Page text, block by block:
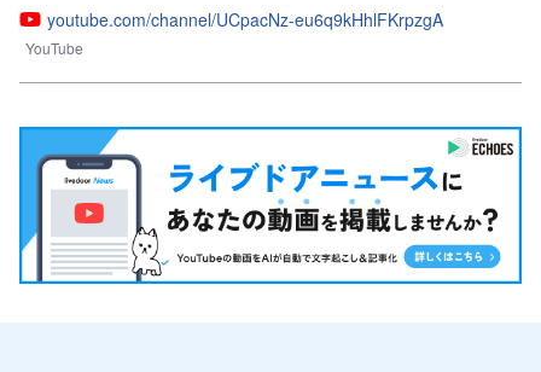
youtube.com/channel/UCpacNz-eu6q9kHhlFKrpzgA
YouTube